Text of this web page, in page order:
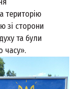
територію
зі сторони
та були
часу».